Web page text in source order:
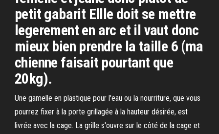
petit gabarit Ellle doit se mettre
legerement en arc et il vaut donc
mieux bien prendre la taille 6 (ma
chienne faisait pourtant que
20kg).
Une gamelle en plastique pour l'eau ou la nourriture, que vous
pourrez fixer à la porte grillagée à la hauteur désirée, est
livrée avec la cage. La grille s'ouvre sur le côté de la cage et